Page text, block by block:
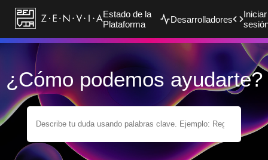
Estado de la
Plataforma
Desarrolladores
Iniciar
¿Cómo podemos ayudarte?